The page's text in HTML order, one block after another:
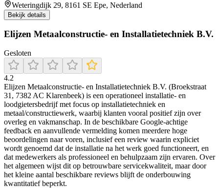
Weteringdijk 29, 8161 SE Epe, Nederland
Bekijk details
Elijzen Metaalconstructie- en Installatietechniek B.V.
Gesloten
4.2
Elijzen Metaalconstructie- en Installatietechniek B.V. (Broekstraat
31, 7382 AC Klarenbeek) is een operationeel installatie- en
loodgietersbedrijf met focus op installatietechniek en
metaal/constructiewerk, waarbij klanten vooral positief zijn over
overleg en vakmanschap. In de beschikbare Google-achtige
feedback en aanvullende vermelding komen meerdere hoge
beoordelingen naar voren, inclusief een review waarin expliciet
wordt genoemd dat de installatie na het werk goed functioneert, en
dat medewerkers als professioneel en behulpzaam zijn ervaren. Over
het algemeen wijst dit op betrouwbare servicekwaliteit, maar door
het kleine aantal beschikbare reviews blijft de onderbouwing
kwantitatief beperkt.